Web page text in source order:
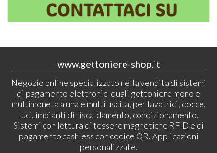
www.gettoniere-shop.it
Negozio online specializzato nella vendita di sistemi
di pagamento elettronici quali gettoniere mono e
multimoneta a una e multi uscita, per lavatrici, docce,
luci, impianti di riscaldamento, condizionamento.
Sistemi con lettura di tessere magnetiche RFID e di
pagamento cashless con codice QR. Applicazioni
personalizzate.